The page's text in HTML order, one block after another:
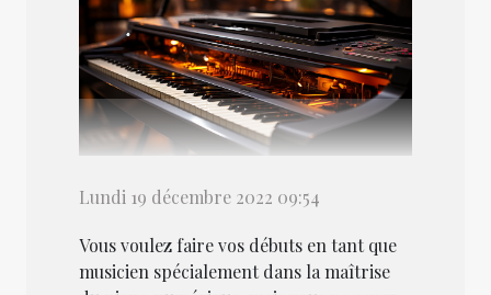
Lundi 19 décembre 2022 09:54
Vous voulez faire vos débuts en tant que
musicien spécialement dans la maîtrise